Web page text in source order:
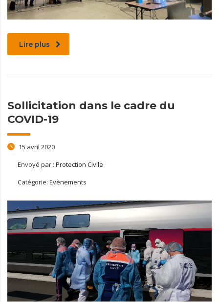
Lire plus
Sollicitation dans le cadre du
COVID-19
15 avril 2020
Envoyé par : Protection Civile
Catégorie: Evènements